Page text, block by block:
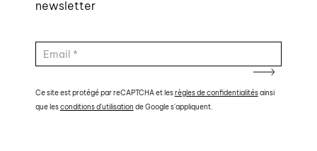
newsletter
Ce site est protégé par reCAPTCHA et lesrègles de confidentialitésainsi
que lesconditions d'utilisation de Google s'appliquent.